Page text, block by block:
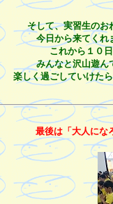
そして、実習生のお
今日から来てくれ
これから１０
みんなと沢山遊ん
楽しく過ごしていけた
最後は「大人にな